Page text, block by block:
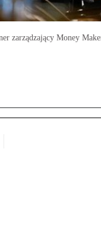
zarządzający Money